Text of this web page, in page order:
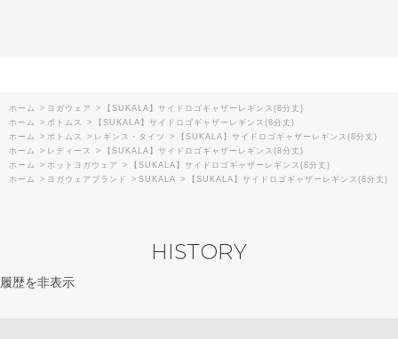
ホーム > ヨガウェア >
【SUKALA】サイドロゴギャザーレギンス(8分丈)
ホーム
> ボトムス >
【SUKALA】サイドロゴギャザーレギンス(8分丈)
ホーム
> ボトムス > レギンス・タイツ >
【SUKALA】サイドロゴギャザーレギンス(8分丈)
ホーム
> レディース >
【SUKALA】サイドロゴギャザーレギンス(8分丈)
ホーム
> ホットヨガウェア >
【SUKALA】サイドロゴギャザーレギンス(8分丈)
ホーム
> ヨガウェアブランド > SUKALA > 【SUKALA】サイドロゴギャザーレギンス(8分丈)
HISTORY
履歴を非表示